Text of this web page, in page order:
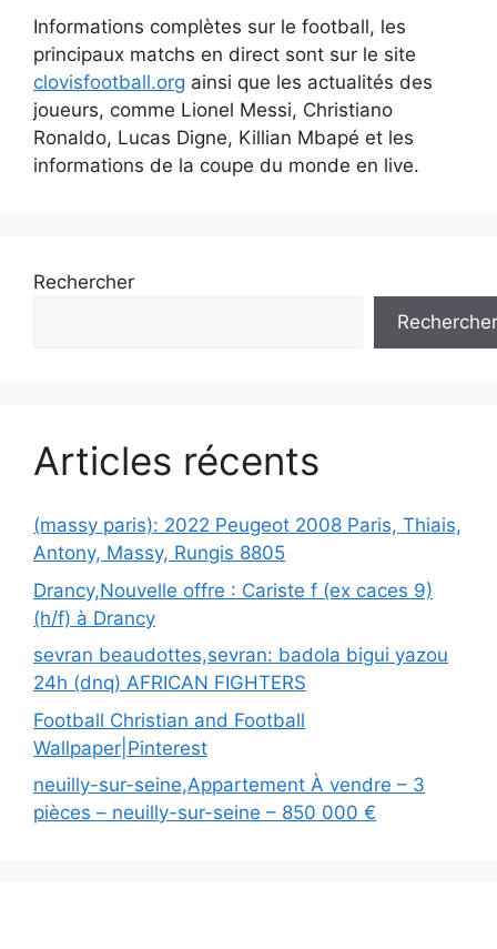
Informations complètes sur le football, les
principaux matchs en direct sont sur le site
clovisfootball.org ainsi que les actualités des
joueurs, comme Lionel Messi, Christiano
Ronaldo, Lucas Digne, Killian Mbapé et les
informations de la coupe du monde en live.
Rechercher
Rechercher
Articles récents
(massy paris): 2022 Peugeot 2008 Paris, Thiais,
Antony, Massy, Rungis 8805
Drancy,Nouvelle offre : Cariste f (ex caces 9)
(h/f) à Drancy
sevran beaudottes,sevran: badola bigui yazou
24h (dnq) AFRICAN FIGHTERS
Football Christian and Football
Wallpaper|Pinterest
neuilly-sur-seine,Appartement À vendre – 3
pièces – neuilly-sur-seine – 850 000 €